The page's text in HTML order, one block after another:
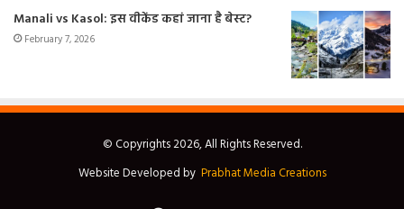
Manali vs Kasol: इस वीकेंड कहां जाना है बेस्ट?
February 7, 2026
© Copyrights 2026, All Rights Reserved.
Website Developed by Prabhat Media Creations